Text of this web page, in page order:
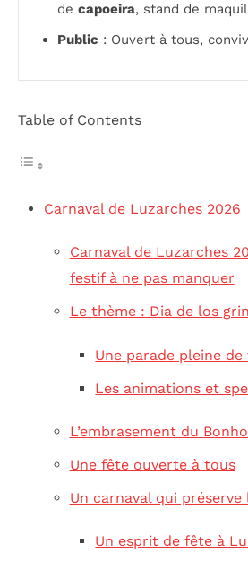
de capoeira, stand de
Public : Ouvert à tous,
Table of Contents
Carnaval de Luzarches 2026
Carnaval de Luzarches
festif à ne pas manquer
Le thème : Dia de los
Une parade pleine de
Les animations et
L’embrasement du
Une fête ouverte à tous
Un carnaval qui
Un esprit de fête à